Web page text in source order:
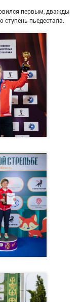
первым, дважды
пьедестала.